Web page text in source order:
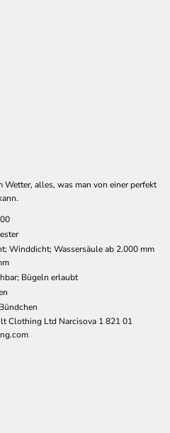
alles, was man von einer perfekt
Winddicht; Wassersäule ab 2.000 mm
Bügeln erlaubt
Clothing Ltd Narcisova 1 821 01